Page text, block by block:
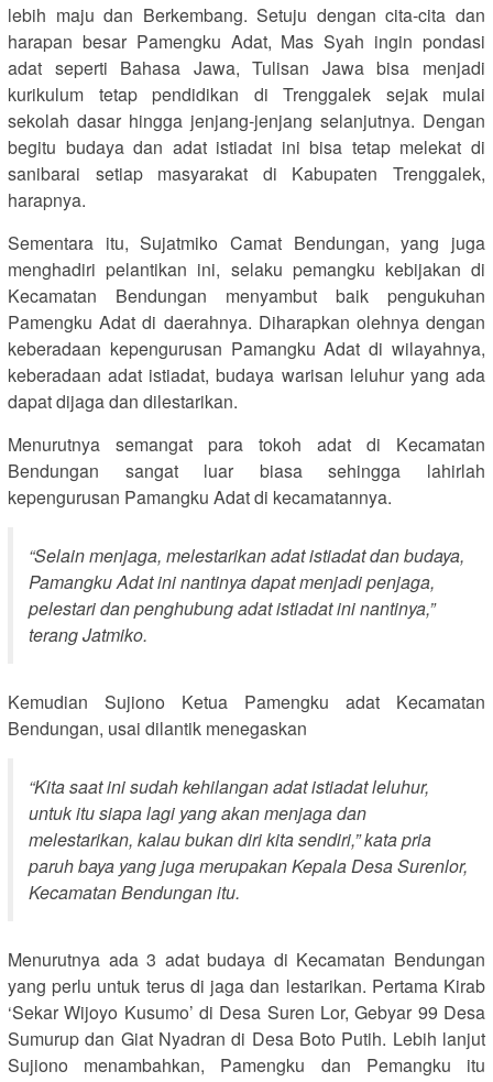
lebih maju dan Berkembang. Setuju dengan cita-cita dan
harapan besar Pamengku Adat, Mas Syah ingin pondasi
adat seperti Bahasa Jawa, Tulisan Jawa bisa menjadi
kurikulum tetap pendidikan di Trenggalek sejak mulai
sekolah dasar hingga jenjang-jenjang selanjutnya. Dengan
begitu budaya dan adat istiadat ini bisa tetap melekat di
sanibarai setiap masyarakat di Kabupaten Trenggalek,
harapnya.
Sementara itu, Sujatmiko Camat Bendungan, yang juga
menghadiri pelantikan ini, selaku pemangku kebijakan di
Kecamatan Bendungan menyambut baik pengukuhan
Pamengku Adat di daerahnya. Diharapkan olehnya dengan
keberadaan kepengurusan Pamangku Adat di wilayahnya,
keberadaan adat istiadat, budaya warisan leluhur yang ada
dapat dijaga dan dilestarikan.
Menurutnya semangat para tokoh adat di Kecamatan
Bendungan sangat luar biasa sehingga lahirlah
kepengurusan Pamangku Adat di kecamatannya.
“Selain menjaga, melestarikan adat istiadat dan budaya,
Pamangku Adat ini nantinya dapat menjadi penjaga,
pelestari dan penghubung adat istiadat ini nantinya,”
terang Jatmiko.
Kemudian Sujiono Ketua Pamengku adat Kecamatan
Bendungan, usai dilantik menegaskan
“Kita saat ini sudah kehilangan adat istiadat leluhur,
untuk itu siapa lagi yang akan menjaga dan
melestarikan, kalau bukan diri kita sendiri,” kata pria
paruh baya yang juga merupakan Kepala Desa Surenlor,
Kecamatan Bendungan itu.
Menurutnya ada 3 adat budaya di Kecamatan Bendungan
yang perlu untuk terus di jaga dan lestarikan. Pertama Kirab
‘Sekar Wijoyo Kusumo’ di Desa Suren Lor, Gebyar 99 Desa
Sumurup dan Giat Nyadran di Desa Boto Putih. Lebih lanjut
Sujiono menambahkan, Pamengku dan Pemangku itu